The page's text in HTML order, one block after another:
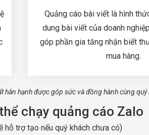
Quảng cáo bài viết là hình
dung bài viết của doanh
góp phần gia tăng nhận biết
mua hàng.
hân hạnh được góp sức và đồng hành cùng
chạy quảng cáo Zalo
hỗ trợ tạo nếu quý khách chưa có)